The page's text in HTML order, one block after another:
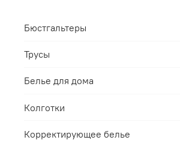
Бюстгальтеры
Трусы
Белье для дома
Колготки
Корректирующее белье